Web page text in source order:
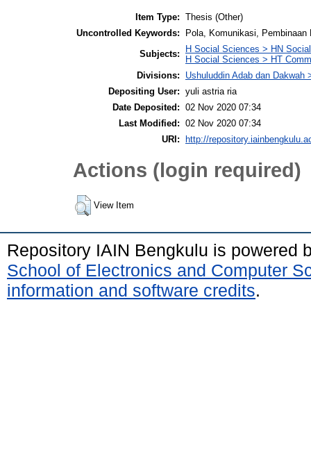
Item Type: Thesis (Other)
Uncontrolled Keywords:
Pola, Komunikasi, Pembinaan
Subjects:
H Social Sciences > HN
H Social Sciences > HT
Divisions:
Ushuluddin Adab dan
Depositing User: yuli astria ria
Date Deposited: 02 Nov 2020 07:34
Last Modified: 02 Nov 2020 07:34
URI:
http://
Actions (login required)
View Item
Repository IAIN Bengkulu is powered
School of Electronics and Computer
information and software credits.